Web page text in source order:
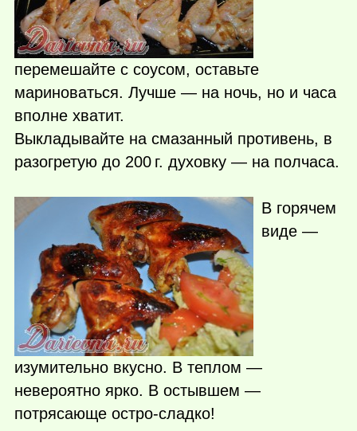
перемешайте с соусом, оставьте
мариноваться. Лучше — на ночь, но и часа
вполне хватит.
Выкладывайте на смазанный противень, в
разогретую до 200 г. духовку — на полчаса.
В горячем
виде —
изумительно вкусно. В теплом —
невероятно ярко. В остывшем —
потрясающе остро-сладко!